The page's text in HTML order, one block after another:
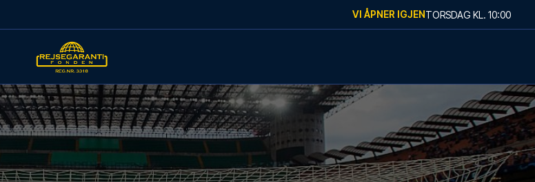
VI ÅPNER IGJENTORSDAG KL. 10:00